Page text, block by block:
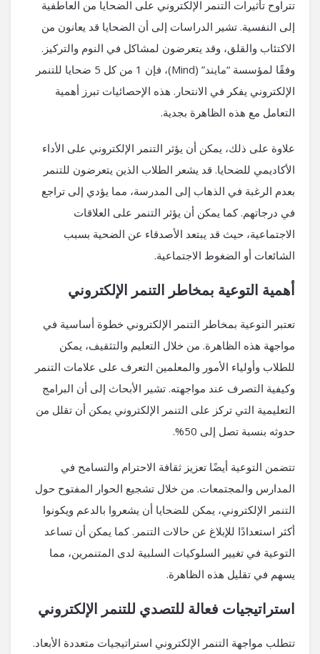
تتراوح تأثيرات التنمر الإلكتروني على الضحايا من العاطفية
إلى النفسية. تشير الدراسات إلى أن الضحايا قد يعانون من
الاكتئاب والقلق، وقد يتعرضون لمشاكل في النوم والتركيز.
وفقًا لمؤسسة “مايند” (Mind)، فإن 1 من كل 5 ضحايا للتنمر
الإلكتروني يفكر في الانتحار. هذه الإحصائيات تبرز أهمية
التعامل مع هذه الظاهرة بجدية.
علاوة على ذلك، يمكن أن يؤثر التنمر الإلكتروني على الأداء
الأكاديمي للضحايا. قد يشعر الطلاب الذين يتعرضون للتنمر
بعدم الرغبة في الذهاب إلى المدرسة، مما يؤدي إلى تراجع
في درجاتهم. كما يمكن أن يؤثر التنمر على العلاقات
الاجتماعية، حيث قد يبتعد الأصدقاء عن الضحية بسبب
الشائعات أو الضغوط الاجتماعية.
أهمية التوعية بمخاطر التنمر الإلكتروني
تعتبر التوعية بمخاطر التنمر الإلكتروني خطوة أساسية في
مواجهة هذه الظاهرة. من خلال التعليم والتثقيف، يمكن
للطلاب وأولياء الأمور والمعلمين التعرف على علامات التنمر
وكيفية التصرف عند مواجهته. تشير الأبحاث إلى أن البرامج
التعليمية التي تركز على التنمر الإلكتروني يمكن أن تقلل من
حدوثه بنسبة تصل إلى 50%.
تتضمن التوعية أيضًا تعزيز ثقافة الاحترام والتسامح في
المدارس والمجتمعات. من خلال تشجيع الحوار المفتوح حول
التنمر الإلكتروني، يمكن للضحايا أن يشعروا بالدعم ويكونوا
أكثر استعدادًا للإبلاغ عن حالات التنمر. كما يمكن أن تساعد
التوعية في تغيير السلوكيات السلبية لدى المتنمرين، مما
يسهم في تقليل هذه الظاهرة.
استراتيجيات فعالة للتصدي للتنمر الإلكتروني
تتطلب مواجهة التنمر الإلكتروني استراتيجيات متعددة الأبعاد.